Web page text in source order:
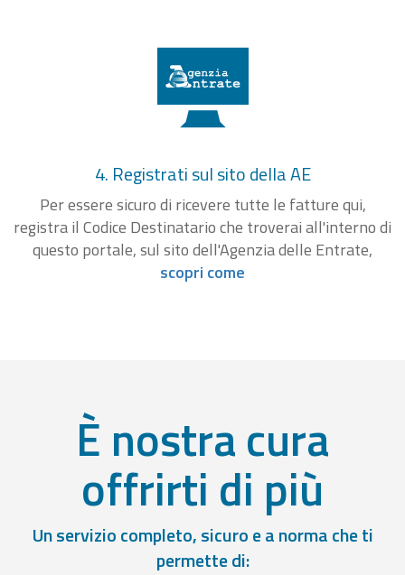
4. Registrati sul sito della AE
Per essere sicuro di ricevere tutte le fatture qui,
registra il Codice Destinatario che troverai all'interno di
questo portale, sul sito dell'Agenzia delle Entrate,
scopri come
È nostra cura
offrirti di più
Un servizio completo, sicuro e a norma che ti
permette di: